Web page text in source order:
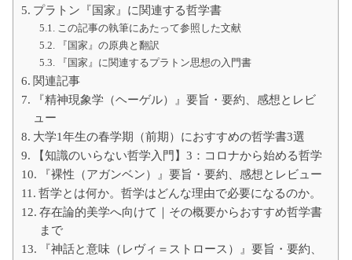
プラトン『国家』に関連する哲学書
この記事の執筆にあたって参照した文献
『国家』の原典と翻訳
『国家』に関連するプラトン思想の入門書
関連記事
『精神現象学（ヘーゲル）』要旨・要約、感想とレビ
ュー
大学1年生の春学期（前期）におすすめの哲学書3選
【知識のいらない哲学入門】3：コロナから始める哲学
『裸性（アガンベン）』要旨・要約、感想とレビュー
哲学とは何か。哲学はどんな理由で必要になるのか。
存在論的美学へ向けて｜その概要からおすすめ哲学書
まで
『神話と意味（レヴィ＝ストロース）』要旨・要約、